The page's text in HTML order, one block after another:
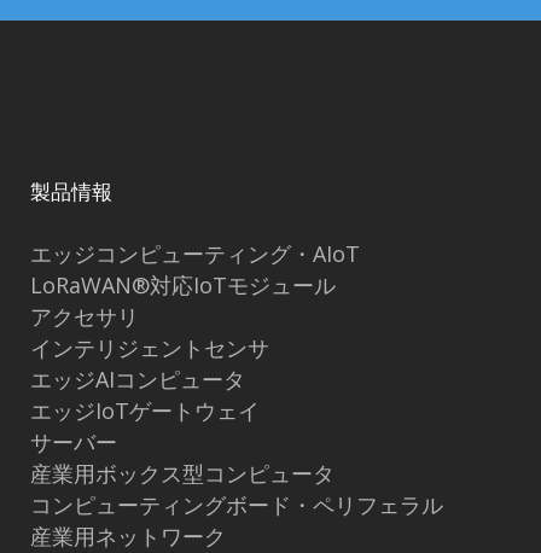
製品情報
エッジコンピューティング・AIoT
LoRaWAN®対応IoTモジュール
アクセサリ
インテリジェントセンサ
エッジAIコンピュータ
エッジIoTゲートウェイ
サーバー
産業用ボックス型コンピュータ
コンピューティングボード・ペリフェラル
産業用ネットワーク